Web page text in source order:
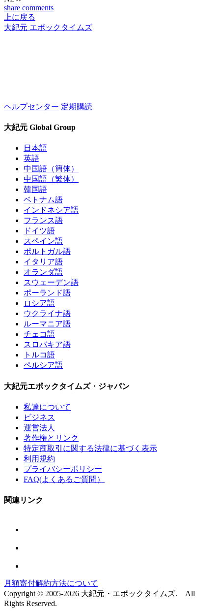
share comments
上に戻る
大紀元 エポックタイムズ
ヘルプセンター 定期購読
大紀元 Global Group
日本語
英語
中国語（簡体）
中国語（繁体）
韓国語
ベトナム語
インドネシア語
フランス語
ドイツ語
スペイン語
ポルトガル語
イタリア語
オランダ語
スウェーデン語
ポーランド語
ロシア語
ウクライナ語
ルーマニア語
チェコ語
スロバキア語
トルコ語
ペルシア語
大紀元エポックタイムズ・ジャパン
私達について
ビジネス
運営法人
著作権とリンク
特定商取引に関する法律に基づく表示
利用規約
プライバシーポリシー
FAQ(よくあるご質問）
関連リンク
月額寄付解約方法について
Copyright © 2005-2026 大紀元・エポックタイムズ. All
Rights Reserved.